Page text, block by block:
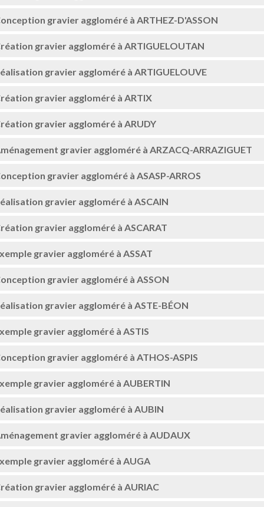
gravier aggloméré à ARTHEZ-D'ASSON
gravier aggloméré à ARTIGUELOUTAN
gravier aggloméré à ARTIGUELOUVE
gravier aggloméré à ARTIX
gravier aggloméré à ARUDY
gravier aggloméré à ARZACQ-ARRAZIGUET
gravier aggloméré à ASASP-ARROS
gravier aggloméré à ASCAIN
gravier aggloméré à ASCARAT
gravier aggloméré à ASSAT
gravier aggloméré à ASSON
gravier aggloméré à ASTE-BÉON
gravier aggloméré à ASTIS
gravier aggloméré à ATHOS-ASPIS
gravier aggloméré à AUBERTIN
gravier aggloméré à AUBIN
gravier aggloméré à AUDAUX
gravier aggloméré à AUGA
gravier aggloméré à AURIAC